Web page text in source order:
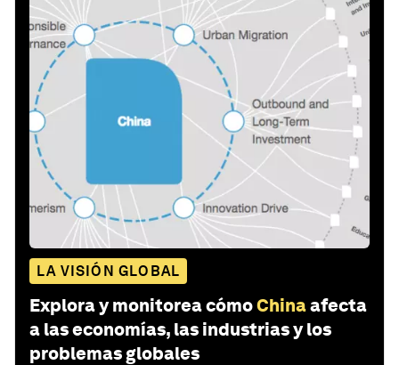
LA VISIÓN GLOBAL
Explora y monitorea cómoChinaafecta
a las economías, las industrias y los
problemas globales